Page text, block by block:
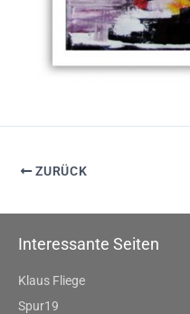
ZURÜCK
Interessante Seiten
Klaus Fliege
Spur19